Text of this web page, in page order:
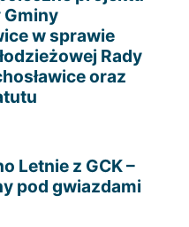
Gminy
w sprawie
Rady
oraz
Letnie z GCK –
pod gwiazdami